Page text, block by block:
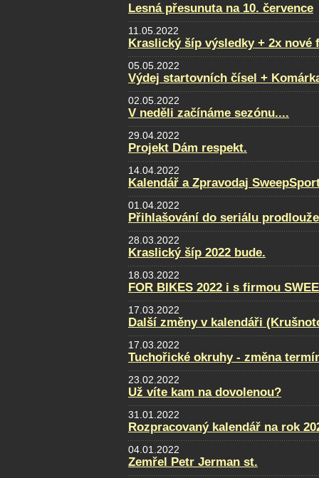
Lesná přesunuta na 10. července
11.05.2022
Kraslický šíp výsledky + 2x nové
05.05.2022
Výdej startovních čísel +
02.05.2022
V neděli začínáme sezónu....
29.04.2022
Projekt Dám respekt.
14.04.2022
Kalendář a Zpravodaj
01.04.2022
Přihlašování do seriálu
28.03.2022
Kraslický šíp 2022 bude.
18.03.2022
FOR BIKES 2022 i s firmou
17.03.2022
Další změny v kalendáři
17.03.2022
Tuchořické okruhy - změna
23.02.2022
Už víte kam na dovolenou?
31.01.2022
Rozpracovaný kalendář na rok
04.01.2022
Zemřel Petr Jerman st.